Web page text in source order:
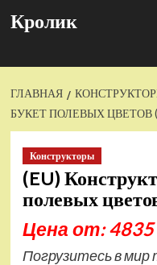
Кролик
ГЛАВНАЯ
БУКЕТ ПОЛЕВЫХ ЦВЕТОВ
Конструкторы
(EU)
полевых
Цена от: 4835
Погрузитесь в мир